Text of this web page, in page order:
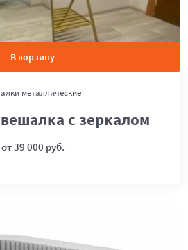
В корзину
металлические
с зеркалом
от 39 000 руб.